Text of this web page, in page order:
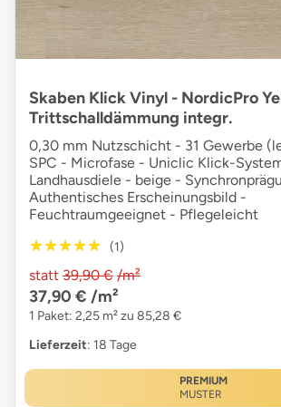
Skaben Klick Vinyl - NordicPro
Trittschalldämmung integr.
0,30 mm Nutzschicht - 31 Gewerbe
SPC - Microfase - Uniclic Klick-
Landhausdiele - beige -
Authentisches Erscheinungsbild -
Feuchtraumgeeignet - Pflegeleicht
★★★★★
★★★★★ (1)
statt 39,90 € /m²
37,90 € /m²
1 Paket: 2,25 m² zu 85,28 €
Lieferzeit: 18 Tage
PREMIUM
MUSTER